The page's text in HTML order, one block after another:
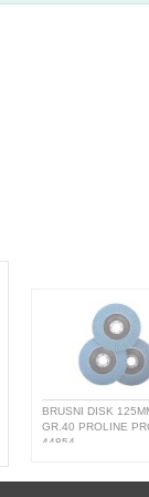
BRUSNI DISK
GR.40 PROLINE
44854